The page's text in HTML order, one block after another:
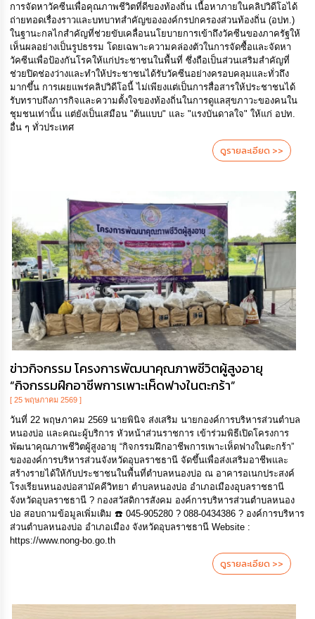
การจัดหาวัคซีนเพื่อคุณภาพชีวิตที่ดีของท้องถิ่น เนื้อหาภายในคลิปวิดีโอได้
ถ่ายทอดเรื่องราวและบทบาทสำคัญขององค์กรปกครองส่วนท้องถิ่น (อปท.)
ในฐานะกลไกสำคัญที่ช่วยขับเคลื่อนนโยบายการเข้าถึงวัคซีนของภาครัฐให้
เห็นผลอย่างเป็นรูปธรรม โดยเฉพาะความคล่องตัวในการจัดซื้อและจัดหา
วัคซีนเพื่อป้องกันโรคให้แก่ประชาชนในพื้นที่ ซึ่งถือเป็นส่วนเสริมสำคัญที่
ช่วยปิดช่องว่างและทำให้ประชาชนได้รับวัคซีนอย่างครอบคลุมและทั่วถึง
มากขึ้น การเผยแพร่คลิปวิดีโอนี้ ไม่เพียงแต่เป็นการสื่อสารให้ประชาชนได้
รับทราบถึงภารกิจและความตั้งใจของท้องถิ่นในการดูแลสุขภาวะของคนใน
ชุมชนเท่านั้น แต่ยังเป็นเสมือน "ต้นแบบ" และ "แรงบันดาลใจ" ให้แก่ อปท.
อื่น ๆ ทั่วประเทศ
ดูรายละเอียด >>
ข่าวกิจกรรม โครงการพัฒนาคุณภาพชีวิตผู้สูงอายุ
“กิจกรรมฝึกอาชีพการเพาะเห็ดฟางในตะกร้า”
[ 25 พฤษภาคม 2569 ]
วันที่ 22 พฤษภาคม 2569 นายพินิจ ส่งเสริม นายกองค์การบริหารส่วนตําบล
หนองบ่อ และคณะผู้บริการ หัวหน้าส่วนราชการ เข้าร่วมพิธีเปิดโครงการ
พัฒนาคุณภาพชีวิตผู้สูงอายุ “กิจกรรมฝึกอาชีพการเพาะเห็ดฟางในตะกร้า”
ขององค์การบริหารส่วนจังหวัดอุบลราชธานี จัดขึ้นเพื่อส่งเสริมอาชีพและ
สร้างรายได้ให้กับประชาชนในพื้นที่ตำบลหนองบ่อ ณ อาคารอเนกประสงค์
โรงเรียนหนองบ่อสามัคคีวิทยา ตำบลหนองบ่อ อำเภอเมืองอุบลราชธานี
จังหวัดอุบลราชธานี ? กองสวัสดิการสังคม องค์การบริหารส่วนตำบลหนอง
บ่อ สอบถามข้อมูลเพิ่มเติม ☎️ 045-905280 ? 088-0434386 ? องค์การบริหาร
ส่วนตำบลหนองบ่อ อำเภอเมือง จังหวัดอุบลราชธานี Website :
https://www.nong-bo.go.th
ดูรายละเอียด >>